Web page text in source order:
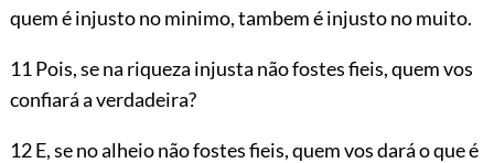
quem é injusto no minimo, tambem é injusto no muito.
11 Pois, se na riqueza injusta não fostes fieis, quem vos
confiará a verdadeira?
12 E, se no alheio não fostes fieis, quem vos dará o que é